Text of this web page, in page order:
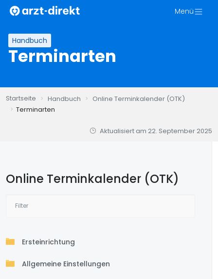
Zum
Inhalt
Menü
Handbuch
Terminarten
Startseite Handbuch
Online Terminkalender (OTK)
Terminarten
Aktualisiert am 22. September 2025
Online Terminkalender (OTK)
Ersteinrichtung
Allgemeine Einstellungen